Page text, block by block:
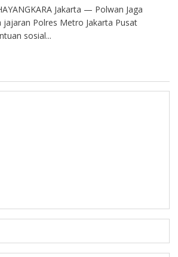
Jakarta — Polwan Jaga
jajaran Polres Metro Jakarta Pusat
sosial...